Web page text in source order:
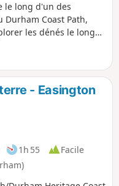
le long d'un des
Coast Path,
les dénés le long
où tu pourras
- Easington
1h 55
Facile